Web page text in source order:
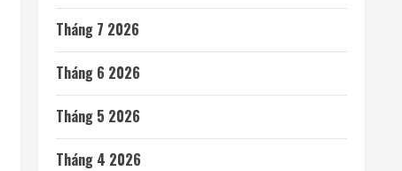
Tháng 7 2026
Tháng 6 2026
Tháng 5 2026
Tháng 4 2026